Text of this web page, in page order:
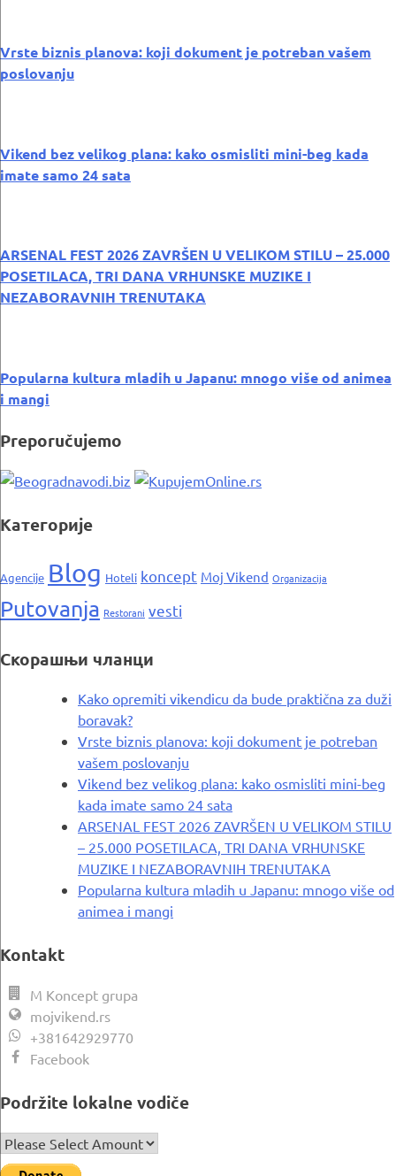
Vrste biznis planova: koji dokument je potreban vašem
poslovanju
Vikend bez velikog plana: kako osmisliti mini-beg kada
imate samo 24 sata
ARSENAL FEST 2026 ZAVRŠEN U VELIKOM STILU – 25.000
POSETILACA, TRI DANA VRHUNSKE MUZIKE I
NEZABORAVNIH TRENUTAKA
Popularna kultura mladih u Japanu: mnogo više od animea
i mangi
Preporučujemo
Категорије
Agencije Blog Hoteli koncept Moj Vikend Organizacija
Putovanja Restorani vesti
Скорашњи чланци
Kako opremiti vikendicu da bude praktična za duži
boravak?
Vrste biznis planova: koji dokument je potreban
vašem poslovanju
Vikend bez velikog plana: kako osmisliti mini-beg
kada imate samo 24 sata
ARSENAL FEST 2026 ZAVRŠEN U VELIKOM STILU
– 25.000 POSETILACA, TRI DANA VRHUNSKE
MUZIKE I NEZABORAVNIH TRENUTAKA
Popularna kultura mladih u Japanu: mnogo više od
animea i mangi
Kontakt
M Koncept grupa
mojvikend.rs
+381642929770
Facebook
Podržite lokalne vodiče